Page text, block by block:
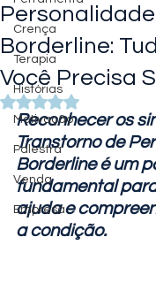
Crença
Terapia
Histórias
Motivação
Palestra
Venda
Empresa
Personalidade
Borderline:
Você Precisa
Avaliado com NaN
Reconhecer os
Transtorno de
Borderline é um
fundamental
ajuda e
a condição.